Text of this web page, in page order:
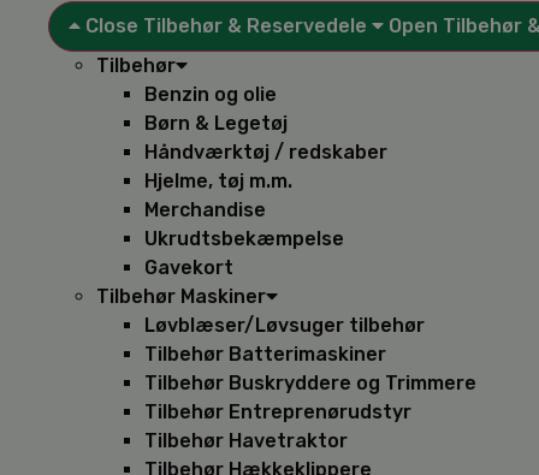
Close Tilbehør & Reservedele
Open Tilbehør
Tilbehør
Benzin og olie
Børn & Legetøj
Håndværktøj / redskaber
Hjelme, tøj m.m.
Merchandise
Ukrudtsbekæmpelse
Gavekort
Tilbehør Maskiner
Løvblæser/Løvsuger tilbehør
Tilbehør Batterimaskiner
Tilbehør Buskryddere og Trimmere
Tilbehør Entreprenørudstyr
Tilbehør Havetraktor
Tilbehør Hækkeklippere